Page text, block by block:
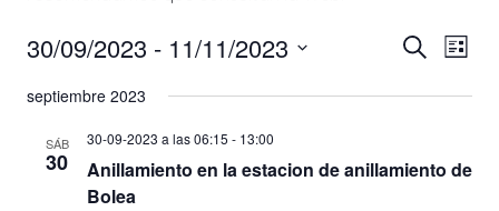
de
Buscar
de
Lista
30/09/2023 - 11/11/2023
fecha.
septiembre 2023
SÁB
30
30-09-2023 a las 06:15 - 13:00
Anillamiento en la estacion de anillamiento de
Bolea